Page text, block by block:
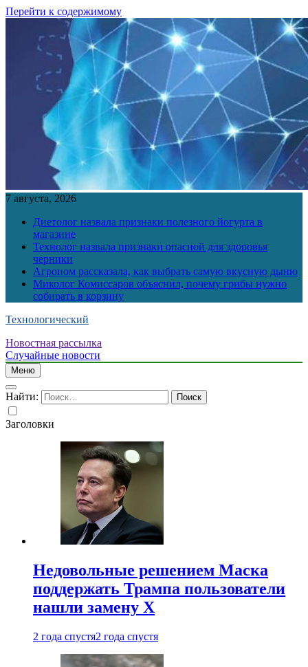
Перейти к содержимому
7 августа, 2026
Диетолог назвала признаки полезного йогурта в
магазине
Технолог назвала признаки опасной для здоровья
черники
Агроном рассказала, как выбрать самую вкусную дыню
Миколог Комиссаров объяснил, почему грибы нужно
собирать в корзину
Технологический
Новостная рассылка
Случайные новости
Меню
Найти:
Заголовки
Недовольные решением Маска
поддержать Трампа пользователи
нашли замену X
2 года спустя2 года спустя